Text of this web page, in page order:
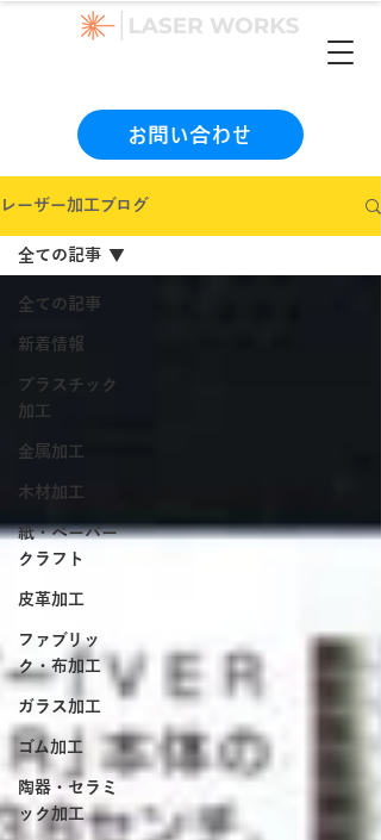
お問い合わせ
レーザー加工ブログ
全ての記事
新着情報
プラスチック
加工
金属加工
木材加工
紙・ペーパー
クラフト
皮革加工
ファブリッ
ク・布加工
ガラス加工
ゴム加工
陶器・セラミ
ック加工
全ての記事